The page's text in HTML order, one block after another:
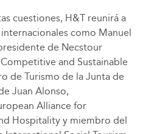
cuestiones, H&T reunirá a
como Manuel
de Necstour
and Sustainable
de Turismo de la Junta de
Juan Alonso,
Alliance for
Hospitality y miembro del